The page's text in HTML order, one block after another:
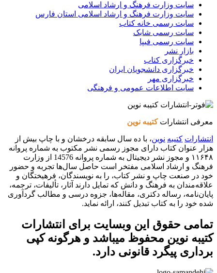
سایت وزارت فرهنگ و ارشاد اسلامی
سایت وزارت فرهنگ و ارشاد اسلامی استان فارس
سایت رسمی خانه کتاب
سایت رسمی شابک
سایت رسمی فیپا
بازار نشر
خبرگزاری کتاب
خبرگزاری دانشجویان ایران
خبرگزاری مهر
سایت اطلاعات عمومی و فرهنگی
معرفی انتشاراتکتیبه نوین
انتشارات کتیبه نوین، با ده سال سابقه درخشان و با چاپ بیش از
هزار عنوان کتاب دارای مجوز رسمی نشر مکتوب به شماره پروانه
۱۱۶۴۸ و مجوز نشر دیجیتال به شماره پروانه 14576 از وزارت
فرهنگ و ارشاد اسلامی مفتخر است حاصل سال‌ها تجربه و حضور
خود در صنعت چاپ و نشر کتاب، را به نویسندگان، فرهیختگان و
علاقه‌مندان به فرهنگ و دانش که تمایل دارند آثار، تألیفات، ترجمه،
پایان‌نامه، رساله دکتری، مقاله‌ها، جزوه درسی و مطالب گردآوری
شده خود را به کتاب تبدیل کنند، ارائه نماید.
تمامی حقوق این وبسایت برای انتشارات
کتیبه نوین محفوظ میباشد و هرگونه کپی
برداری پیگرد قانونی دارد.